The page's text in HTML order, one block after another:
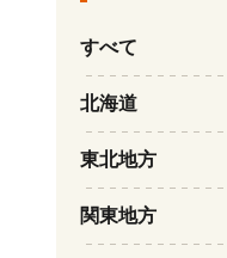
すべて
北海道
東北地方
関東地方